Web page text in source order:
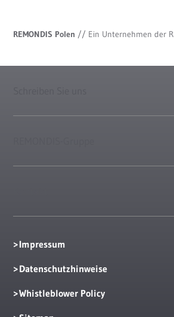
REMONDIS Polen // Ein Unternehmen der
Impressum
Datenschutzhinweise
Whistleblower Policy